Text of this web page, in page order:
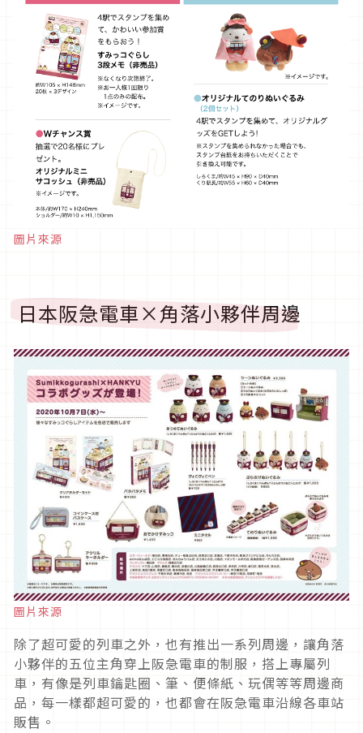
圖片來源
日本阪急電車×角落小夥伴周邊
圖片來源
除了超可愛的列車之外，也有推出一系列周邊，讓角落
小夥伴的五位主角穿上阪急電車的制服，搭上專屬列
車，有像是列車鑰匙圈、筆、便條紙、玩偶等等周邊商
品，每一樣都超可愛的，也都會在阪急電車沿線各車站
販售。